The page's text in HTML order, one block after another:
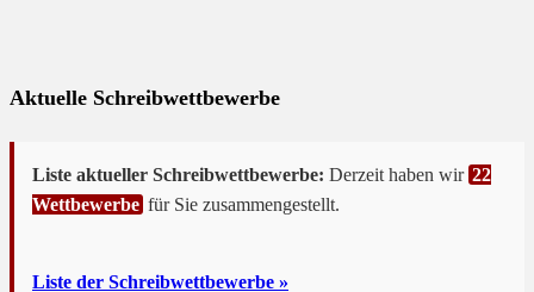
Aktuelle Schreibwettbewerbe
Liste aktueller Schreibwettbewerbe: Derzeit haben wir 22
Wettbewerbe für Sie zusammengestellt.
Liste der Schreibwettbewerbe »